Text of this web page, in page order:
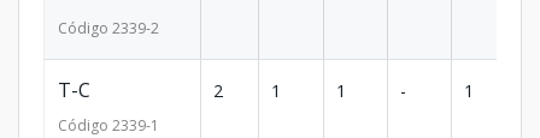
Código 2339-2
T-C
Código 2339-1
2 1 1 - 1